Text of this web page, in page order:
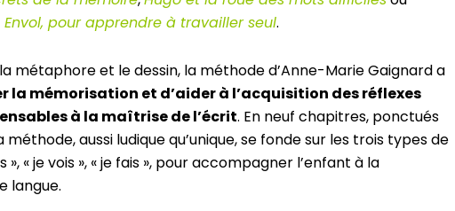
pour apprendre à travailler seul.
métaphore et le dessin, la méthode d’Anne-Marie Gaignard a
la mémorisation et d’aider à l’acquisition des réflexes
à la maîtrise de l’écrit. En neuf chapitres, ponctués
méthode, aussi ludique qu’unique, se fonde sur les trois types de
« je vois », « je fais », pour accompagner l’enfant à la
langue.